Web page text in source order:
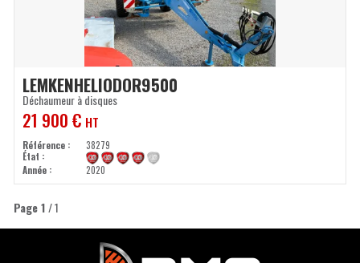
Déchaumeur à disques
LEMKENHELIODOR9500
Référence
38279
État
Année
2020
21 900€ HT
Page 1 / 1